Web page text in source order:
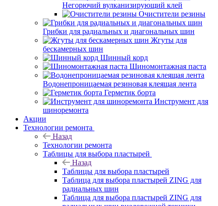
Негорючий вулканизирующий клей
Очистители резины
Грибки для радиальных и диагональных шин
Жгуты для
бескамерных шин
Шинный корд
Шиномонтажная паста
Водонепроницаемая резиновая клеящая лента
Герметик борта
Инструмент для
шиноремонта
Акции
Технологии ремонта
Назад
Технологии ремонта
Таблицы для выбора пластырей
Назад
Таблицы для выбора пластырей
Таблица для выбора пластырей ZING для
радиальных шин
Таблица для выбора пластырей ZING для